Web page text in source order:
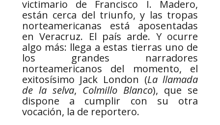
victimario de Francisco I. Madero,
están cerca del triunfo, y las tropas
norteamericanas está aposentadas
en Veracruz. El país arde. Y ocurre
algo más: llega a estas tierras uno de
los grandes narradores
norteamericanos del momento, el
exitosísimo Jack London (La llamada
de la selva, Colmillo Blanco), que se
dispone a cumplir con su otra
vocación, la de reportero.